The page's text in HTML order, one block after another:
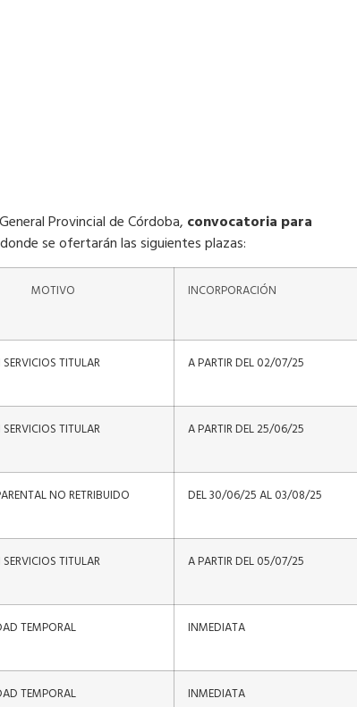
Provincial de Córdoba, convocatoria para
se ofertarán las siguientes plazas:
MOTIVO INCORPORACIÓN
TITULAR A PARTIR DEL 02/07/25
TITULAR A PARTIR DEL 25/06/25
NO RETRIBUIDO DEL 30/06/25 AL 03/08/25
TITULAR A PARTIR DEL 05/07/25
TEMPORAL INMEDIATA
TEMPORAL INMEDIATA